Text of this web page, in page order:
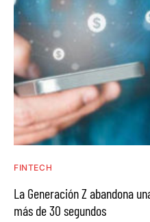
FINTECH
La Generación Z abandona
más de 30 segundos